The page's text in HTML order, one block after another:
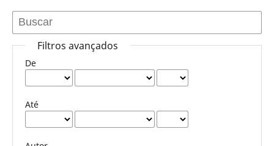
Filtros avançados
De
Até